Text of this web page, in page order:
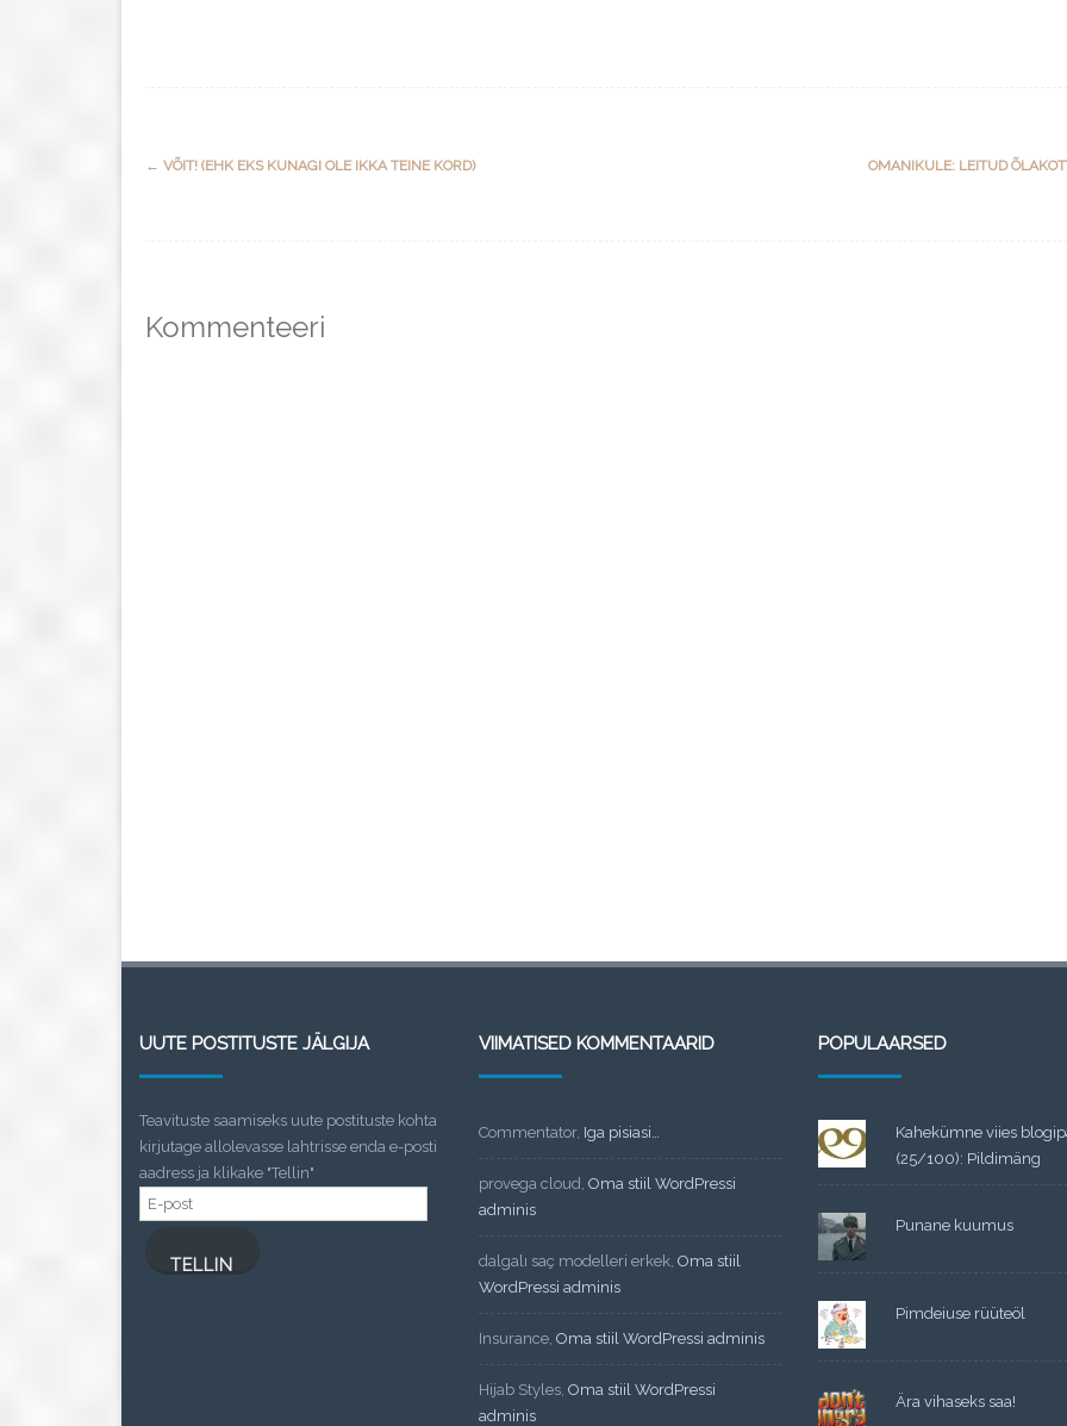
Post
← VÕIT! (EHK EKS KUNAGI OLE IKKA TEINE KORD) OMANIKULE: LEITUD
Kommenteeri
UUTE POSTITUSTE JÄLGIJA
Teavituste saamiseks uute postituste kohta
kirjutage allolevasse lahtrisse enda e-posti
aadress ja klikake "Tellin"
E-
post
TELLIN
VIIMATISED KOMMENTAARID
Commentator, Iga pisiasi…
provega cloud Oma stiil WordPressi
adminis
dalgalı saç modelleri erkek Oma stiil
WordPressi adminis
Insurance Oma stiil WordPressi adminis
Hijab Styles Oma stiil WordPressi
adminis
POPULAARSED
Kahekümne viies
(25/100): Pildimäng
Punane kuumus
Pimdeiuse rüüteöl
Ära vihaseks saa!